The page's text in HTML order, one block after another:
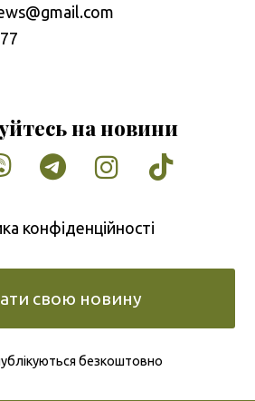
на новини
VimeoTumblrInstagram
Tiktok
конфіденційності
свою новину
безкоштовно